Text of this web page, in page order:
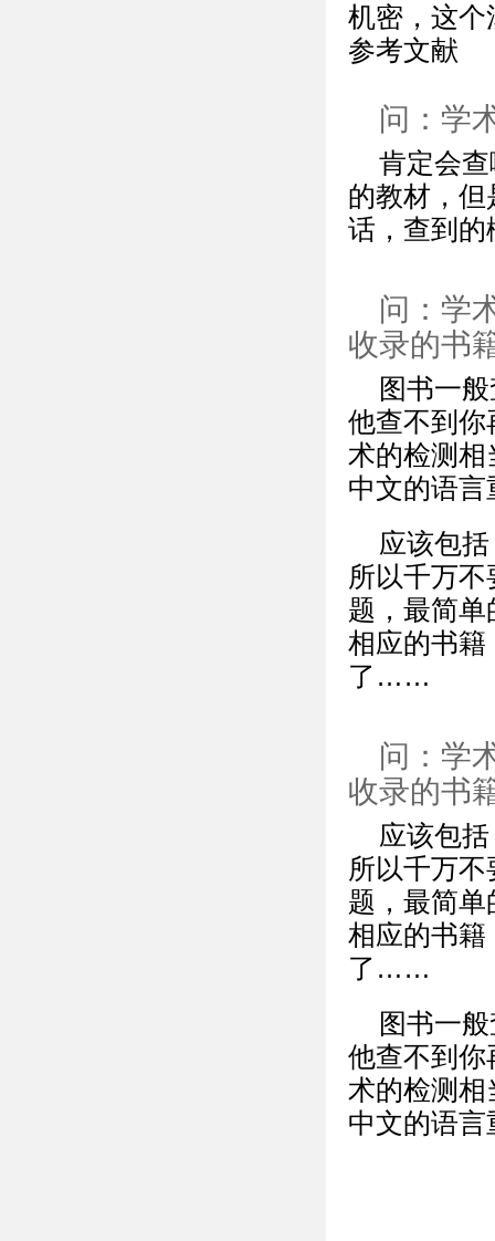
机密，这个
参考文献
问：学
肯定会
的教材，
话，查到的
问：学
收录的书
图书一
他查不到你
术的检测
中文的语
应该包
所以千万
题，最简
相应的书籍
了……
问：学
收录的书
应该包
所以千万
题，最简
相应的书籍
了……
图书一
他查不到你
术的检测
中文的语